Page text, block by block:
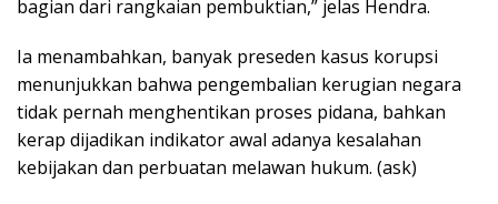
bagian dari rangkaian pembuktian,” jelas Hendra.
Ia menambahkan, banyak preseden kasus korupsi
menunjukkan bahwa pengembalian kerugian negara
tidak pernah menghentikan proses pidana, bahkan
kerap dijadikan indikator awal adanya kesalahan
kebijakan dan perbuatan melawan hukum. (ask)